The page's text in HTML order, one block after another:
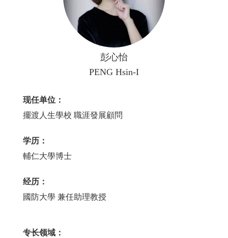
彭心怡
PENG Hsin-I
现任单位：
擺渡人生學校 職涯發展顧問
学历：
輔仁大學博士
经历：
國防大學 兼任助理教授
专长领域：